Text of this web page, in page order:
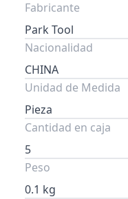
Fabricante
Park Tool
Nacionalidad
CHINA
Unidad de Medida
Pieza
Cantidad en caja
5
Peso
0.1 kg